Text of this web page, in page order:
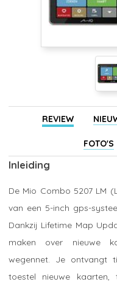
REVIEW
FOTO'S
Inleiding
De Mio Combo 5207 LM
van een 5-inch gps-
Dankzij Lifetime Map
maken over nieuwe
wegennet. Je ontvangt
toestel nieuwe